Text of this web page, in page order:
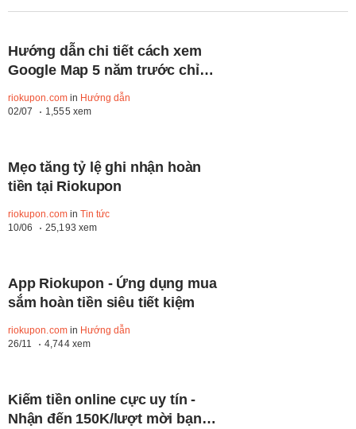
Hướng dẫn chi tiết cách xem
Google Map 5 năm trước chỉ
với 4 bước đơn giản
riokupon.comin Hướng dẫn
02/07
1,555 xem
Mẹo tăng tỷ lệ ghi nhận hoàn
tiền tại Riokupon
riokupon.comin Tin tức
10/06
25,193 xem
App Riokupon - Ứng dụng mua
sắm hoàn tiền siêu tiết kiệm
riokupon.comin Hướng dẫn
26/11
4,744 xem
Kiếm tiền online cực uy tín -
Nhận đến 150K/lượt mời bạn